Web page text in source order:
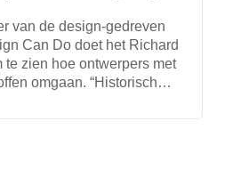
van de design-gedreven
Can Do doet het Richard
te zien hoe ontwerpers met
omgaan. “Historisch…